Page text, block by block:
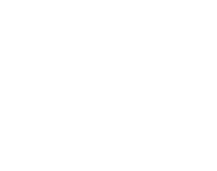
bereits